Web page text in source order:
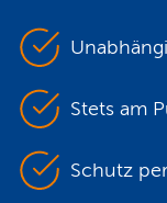
Stets am
Schutz